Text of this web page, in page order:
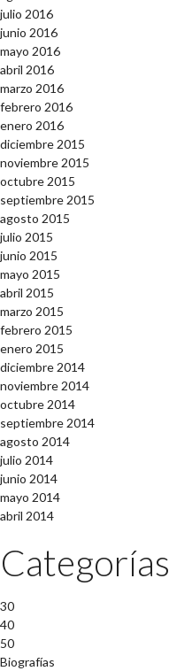
julio 2016
junio 2016
mayo 2016
abril 2016
marzo 2016
febrero 2016
enero 2016
diciembre 2015
noviembre 2015
octubre 2015
septiembre 2015
agosto 2015
julio 2015
junio 2015
mayo 2015
abril 2015
marzo 2015
febrero 2015
enero 2015
diciembre 2014
noviembre 2014
octubre 2014
septiembre 2014
agosto 2014
julio 2014
junio 2014
mayo 2014
abril 2014
Categorías
30
40
50
Biografías